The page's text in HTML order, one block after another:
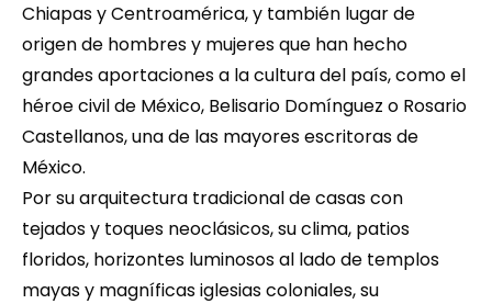
Chiapas y Centroamérica, y también lugar de
origen de hombres y mujeres que han hecho
grandes aportaciones a la cultura del país, como el
héroe civil de México, Belisario Domínguez o Rosario
Castellanos, una de las mayores escritoras de
México.
Por su arquitectura tradicional de casas con
tejados y toques neoclásicos, su clima, patios
floridos, horizontes luminosos al lado de templos
mayas y magníficas iglesias coloniales, su